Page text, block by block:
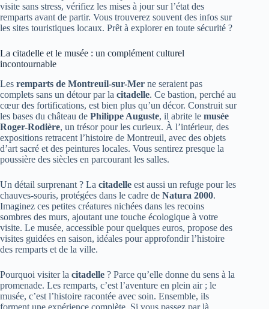
visite sans stress, vérifiez les mises à jour sur l’état des
remparts avant de partir. Vous trouverez souvent des infos sur
les sites touristiques locaux. Prêt à explorer en toute sécurité ?
La citadelle et le musée : un complément culturel
incontournable
Les remparts de Montreuil-sur-Mer ne seraient pas
complets sans un détour par la citadelle. Ce bastion, perché au
cœur des fortifications, est bien plus qu’un décor. Construit sur
les bases du château de Philippe Auguste, il abrite le musée
Roger-Rodière, un trésor pour les curieux. À l’intérieur, des
expositions retracent l’histoire de Montreuil, avec des objets
d’art sacré et des peintures locales. Vous sentirez presque la
poussière des siècles en parcourant les salles.
Un détail surprenant ? La citadelle est aussi un refuge pour les
chauves-souris, protégées dans le cadre de Natura 2000.
Imaginez ces petites créatures nichées dans les recoins
sombres des murs, ajoutant une touche écologique à votre
visite. Le musée, accessible pour quelques euros, propose des
visites guidées en saison, idéales pour approfondir l’histoire
des remparts et de la ville.
Pourquoi visiter la citadelle ? Parce qu’elle donne du sens à la
promenade. Les remparts, c’est l’aventure en plein air ; le
musée, c’est l’histoire racontée avec soin. Ensemble, ils
forment une expérience complète. Si vous passez par là,